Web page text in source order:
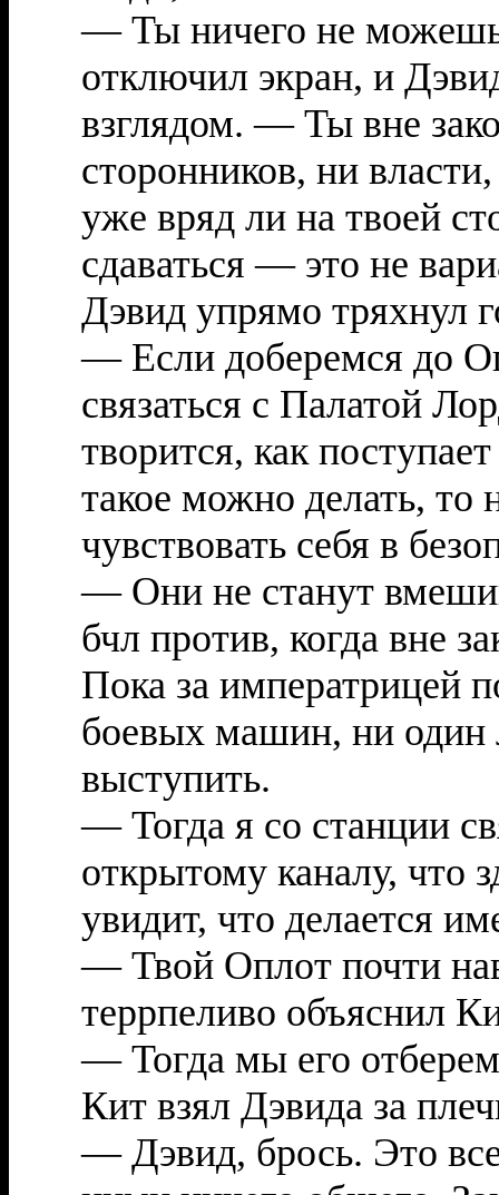
— Ты ничего не
отключил экран, и
взглядом. — Ты вне
сторонников, ни
уже вряд ли на твоей
сдаваться — это не
Дэвид упрямо тряхнул
— Если доберемся до
связаться с Палатой
творится, как
такое можно делать,
чувствовать себя в
— Они не станут
бчл против, когда вне
Пока за императрицей
боевых машин, ни один
выступить.
— Тогда я со станции
открытому каналу, что
увидит, что делается
— Твой Оплот почти
террпеливо объяснил
— Тогда мы его
Кит взял Дэвида за
— Дэвид, брось. Это